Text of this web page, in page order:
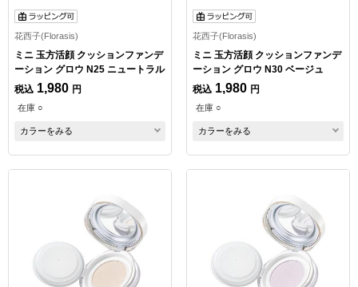
花西子(Florasis)
ミニ 玉方活顔 クッションファンデ
ーション グロウ N25 ニュートラル
税込 1,980 円
在庫 ○
カラーをみる
花西子(Florasis)
ミニ 玉方活顔 クッションファンデ
ーション グロウ N30 ベージュ
税込 1,980 円
在庫 ○
カラーをみる